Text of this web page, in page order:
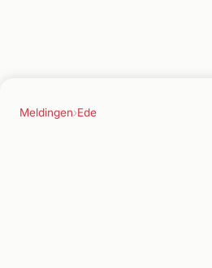
Meldingen›Ede